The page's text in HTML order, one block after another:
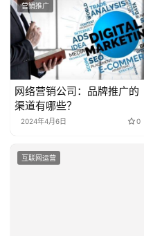
营销推广
网络营销公司：品牌推广的
渠道有哪些？
2024年4月6日 0
互联网运营